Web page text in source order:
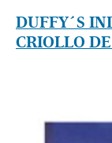
DUFFY´S
CRIOLLO